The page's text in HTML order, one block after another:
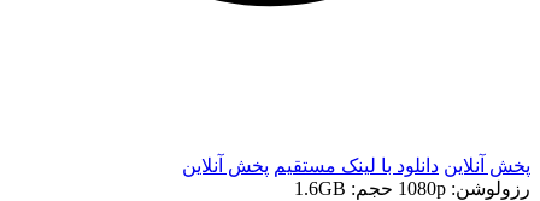
پخش آنلاین دانلود با لينک مستقيم پخش آنلاین
رزولوشن: 1080p
حجم: 1.6GB